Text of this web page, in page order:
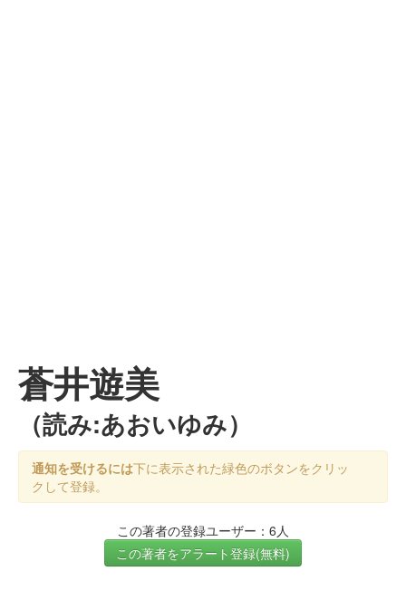
蒼井遊美
（読み:あおいゆみ）
通知を受けるには下に表示された緑色のボタンをクリッ
クして登録。
この著者の登録ユーザー：6人
この著者をアラート登録(無料)